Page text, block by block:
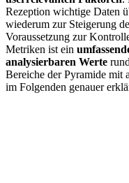
Rezeption wichtige Daten
wiederum zur Steigerung
Voraussetzung zur
Metriken ist ein
analysierbaren Werte
Bereiche der Pyramide mit
im Folgenden genauer